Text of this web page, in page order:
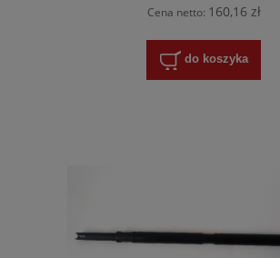
Cena netto: 160,16 zł
do koszyka